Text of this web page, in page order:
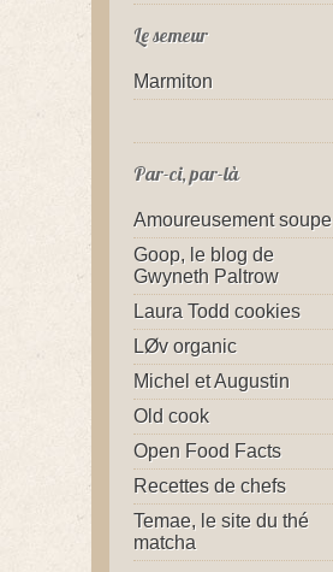
Le semeur
Marmiton
Par-ci, par-là
Amoureusement soupe
Goop, le blog de
Gwyneth Paltrow
Laura Todd cookies
LØv organic
Michel et Augustin
Old cook
Open Food Facts
Recettes de chefs
Temae, le site du thé
matcha